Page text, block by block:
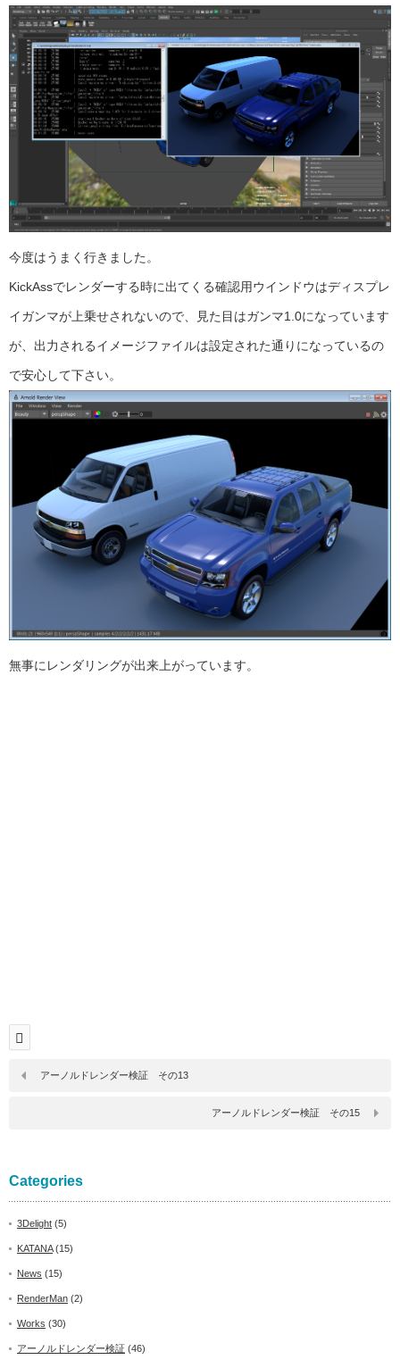
今度はうまく行きました。
KickAssでレンダーする時に出てくる確認用ウインドウはディスプレ
イガンマが上乗せされないので、見た目はガンマ1.0になっています
が、出力されるイメージファイルは設定された通りになっているの
で安心して下さい。
無事にレンダリングが出来上がっています。
アーノルドレンダー検証 その13
アーノルドレンダー検証 その15
Categories
3Delight (5)
KATANA(15)
News (15)
RenderMan (2)
Works (30)
アーノルドレンダー検証 (46)